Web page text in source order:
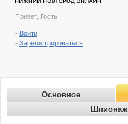
Привет, Гость !
- Войти
- Зарегистрироваться
Основное
Шпионаж